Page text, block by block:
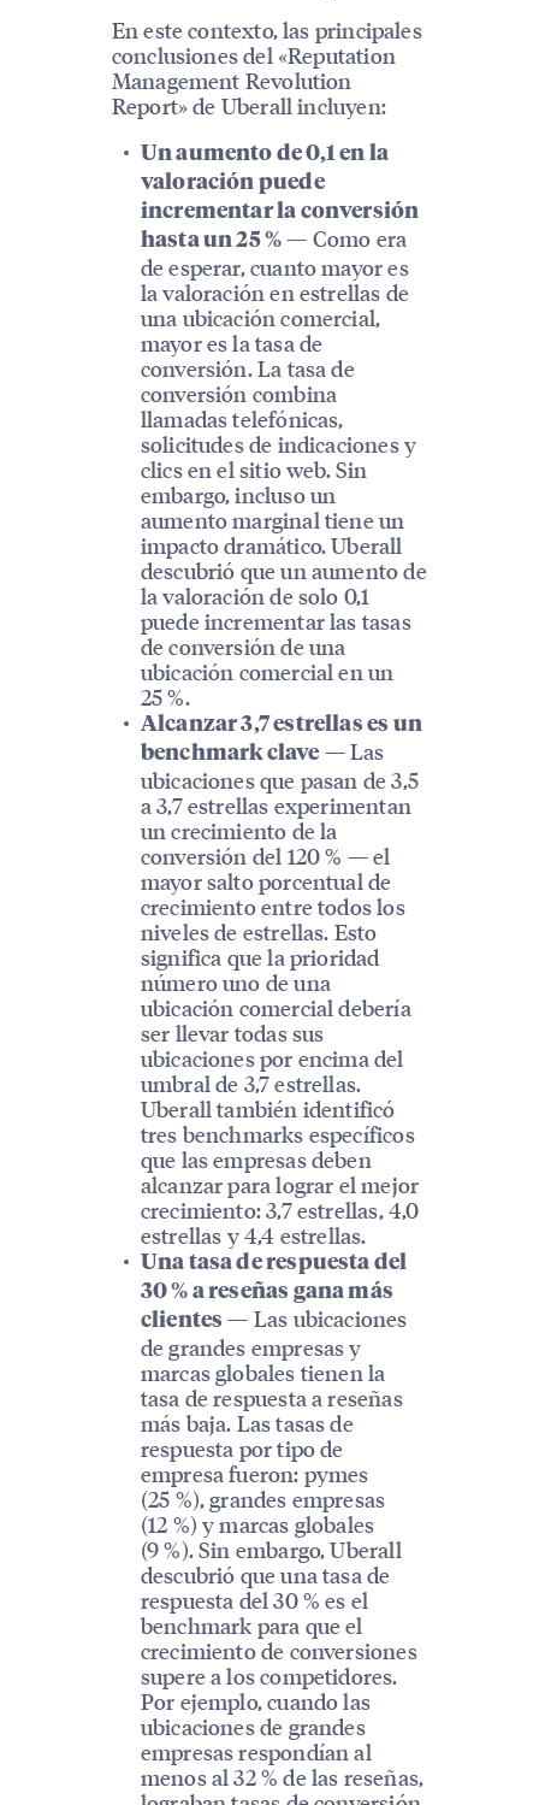
En este contexto, las principales
conclusiones del «Reputation
Management Revolution
Report» de Uberall incluyen:
Un aumento de 0,1 en la
valoración puede
incrementar la conversión
hasta un 25 % — Como era
de esperar, cuanto mayor es
la valoración en estrellas de
una ubicación comercial,
mayor es la tasa de
conversión. La tasa de
conversión combina
llamadas telefónicas,
solicitudes de indicaciones y
clics en el sitio web. Sin
embargo, incluso un
aumento marginal tiene un
impacto dramático. Uberall
descubrió que un aumento de
la valoración de solo 0,1
puede incrementar las tasas
de conversión de una
ubicación comercial en un
25 %.
Alcanzar 3,7 estrellas es un
benchmark clave — Las
ubicaciones que pasan de 3,5
a 3,7 estrellas experimentan
un crecimiento de la
conversión del 120 % — el
mayor salto porcentual de
crecimiento entre todos los
niveles de estrellas. Esto
significa que la prioridad
número uno de una
ubicación comercial debería
ser llevar todas sus
ubicaciones por encima del
umbral de 3,7 estrellas.
Uberall también identificó
tres benchmarks específicos
que las empresas deben
alcanzar para lograr el mejor
crecimiento: 3,7 estrellas, 4,0
estrellas y 4,4 estrellas.
Una tasa de respuesta del
30 % a reseñas gana más
clientes — Las ubicaciones
de grandes empresas y
marcas globales tienen la
tasa de respuesta a reseñas
más baja. Las tasas de
respuesta por tipo de
empresa fueron: pymes
(25 %), grandes empresas
(12 %) y marcas globales
(9 %). Sin embargo, Uberall
descubrió que una tasa de
respuesta del 30 % es el
benchmark para que el
crecimiento de conversiones
supere a los competidores.
Por ejemplo, cuando las
ubicaciones de grandes
empresas respondían al
menos al 32 % de las reseñas,